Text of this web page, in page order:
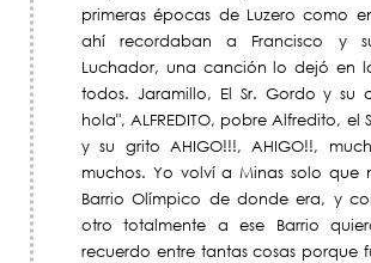
primeras épocas de Luzero como
ahí recordaban a Francisco y
Luchador, una canción lo dejó en
todos. Jaramillo, El Sr. Gordo y su
hola", ALFREDITO, pobre Alfredito, el
y su grito AHIGO!!!, AHIGO!!,
muchos. Yo volví a Minas solo que
Barrio Olímpico de donde era, y
otro totalmente a ese Barrio
recuerdo entre tantas cosas porque